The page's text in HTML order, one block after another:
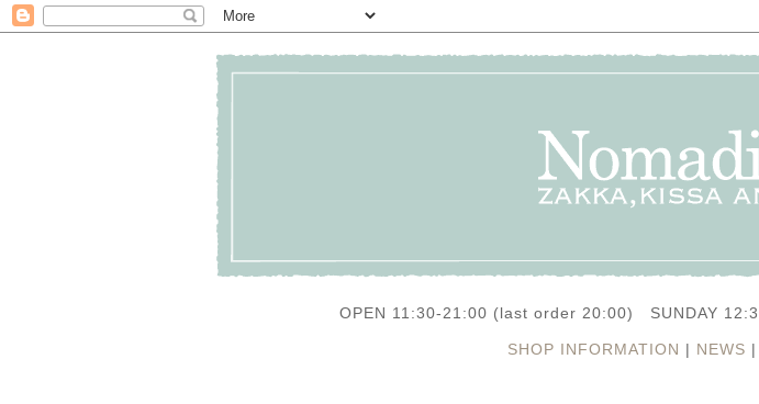
OPEN 11:30-21:00 (last order 20:00) SUNDAY
SHOP INFORMATION | NEWS |